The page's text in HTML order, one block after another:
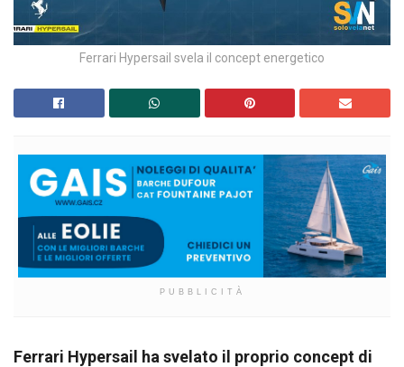
Ferrari Hypersail svela il concept energetico
PUBBLICITÀ
Ferrari Hypersail ha svelato il proprio concept di